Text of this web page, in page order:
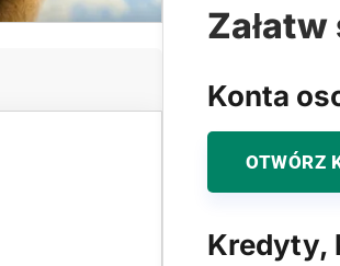
Konta
OTWÓRZ
Kredyty,